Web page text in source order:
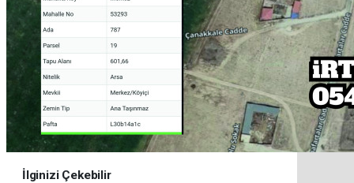
İlginizi Çekebilir